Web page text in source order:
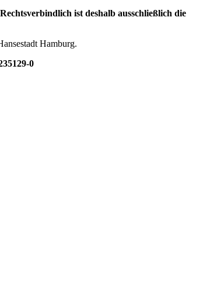
ist deshalb ausschließlich die
Hamburg.
0